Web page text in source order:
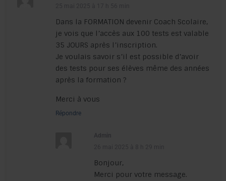
Dans la FORMATION devenir Coach Scolaire,
je vois que l’accès aux 100 tests est valable
35 JOURS après l’inscription.
Je voulais savoir s’il est possible d’avoir
des tests pour ses élèves même des années
après la formation ?
Merci à vous
Répondre
Bonjour,
Merci pour votre message.